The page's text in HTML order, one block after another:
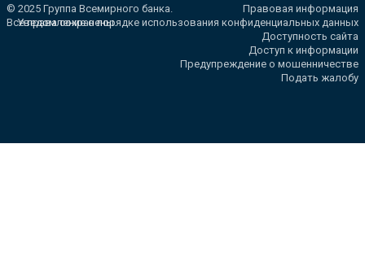
© 2025 Группа Всемирного банка.
Все права сохранены.
Правовая информация
Уведомление о порядке использования конфиденциальных данных
Доступность сайта
Доступ к информации
Предупреждение о мошенничестве
Подать жалобу